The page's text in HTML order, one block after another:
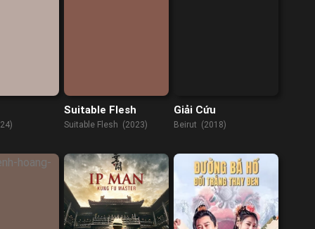
Suitable Flesh
Suitable Flesh (2023)
Giải Cứu
Beirut (2018)